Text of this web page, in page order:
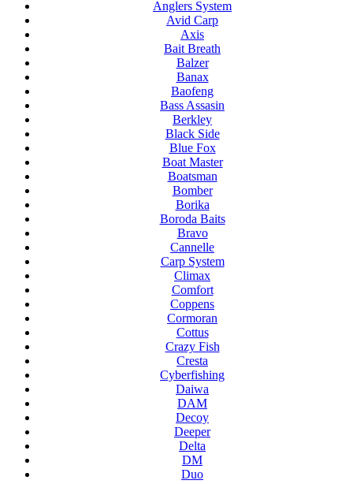
Anglers System
Avid Carp
Axis
Bait Breath
Balzer
Banax
Baofeng
Bass Assasin
Berkley
Black Side
Blue Fox
Boat Master
Boatsman
Bomber
Borika
Boroda Baits
Bravo
Cannelle
Carp System
Climax
Comfort
Coppens
Cormoran
Cottus
Crazy Fish
Cresta
Cyberfishing
Daiwa
DAM
Decoy
Deeper
Delta
DM
Duo